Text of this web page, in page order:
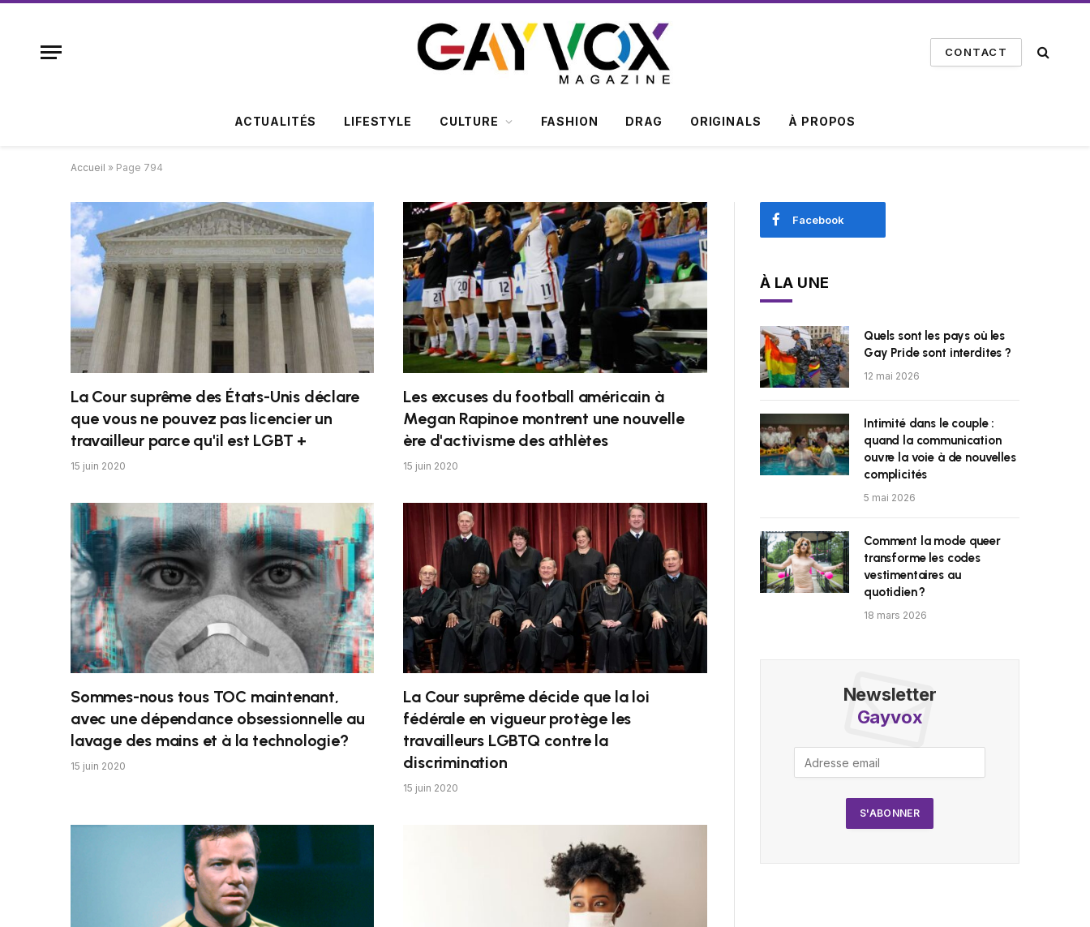
CONTACT
ACTUALITÉS LIFESTYLE CULTURE FASHION DRAG ORIGINALS À PROPOS
Accueil » Page 794
La Cour suprême des États-Unis déclare
que vous ne pouvez pas licencier un
travailleur parce qu'il est LGBT +
15 juin 2020
Les excuses du football américain à
Megan Rapinoe montrent une nouvelle
ère d'activisme des athlètes
15 juin 2020
Sommes-nous tous TOC maintenant,
avec une dépendance obsessionnelle au
lavage des mains et à la technologie?
15 juin 2020
La Cour suprême décide que la loi
fédérale en vigueur protège les
travailleurs LGBTQ contre la
discrimination
15 juin 2020
Facebook
À LA UNE
Quels sont les pays où les
Gay Pride sont interdites ?
12 mai 2026
Intimité dans le couple :
quand la communication
ouvre la voie à de nouvelles
complicités
5 mai 2026
Comment la mode queer
transforme les codes
vestimentaires au
quotidien ?
18 mars 2026
Newsletter
Gayvox